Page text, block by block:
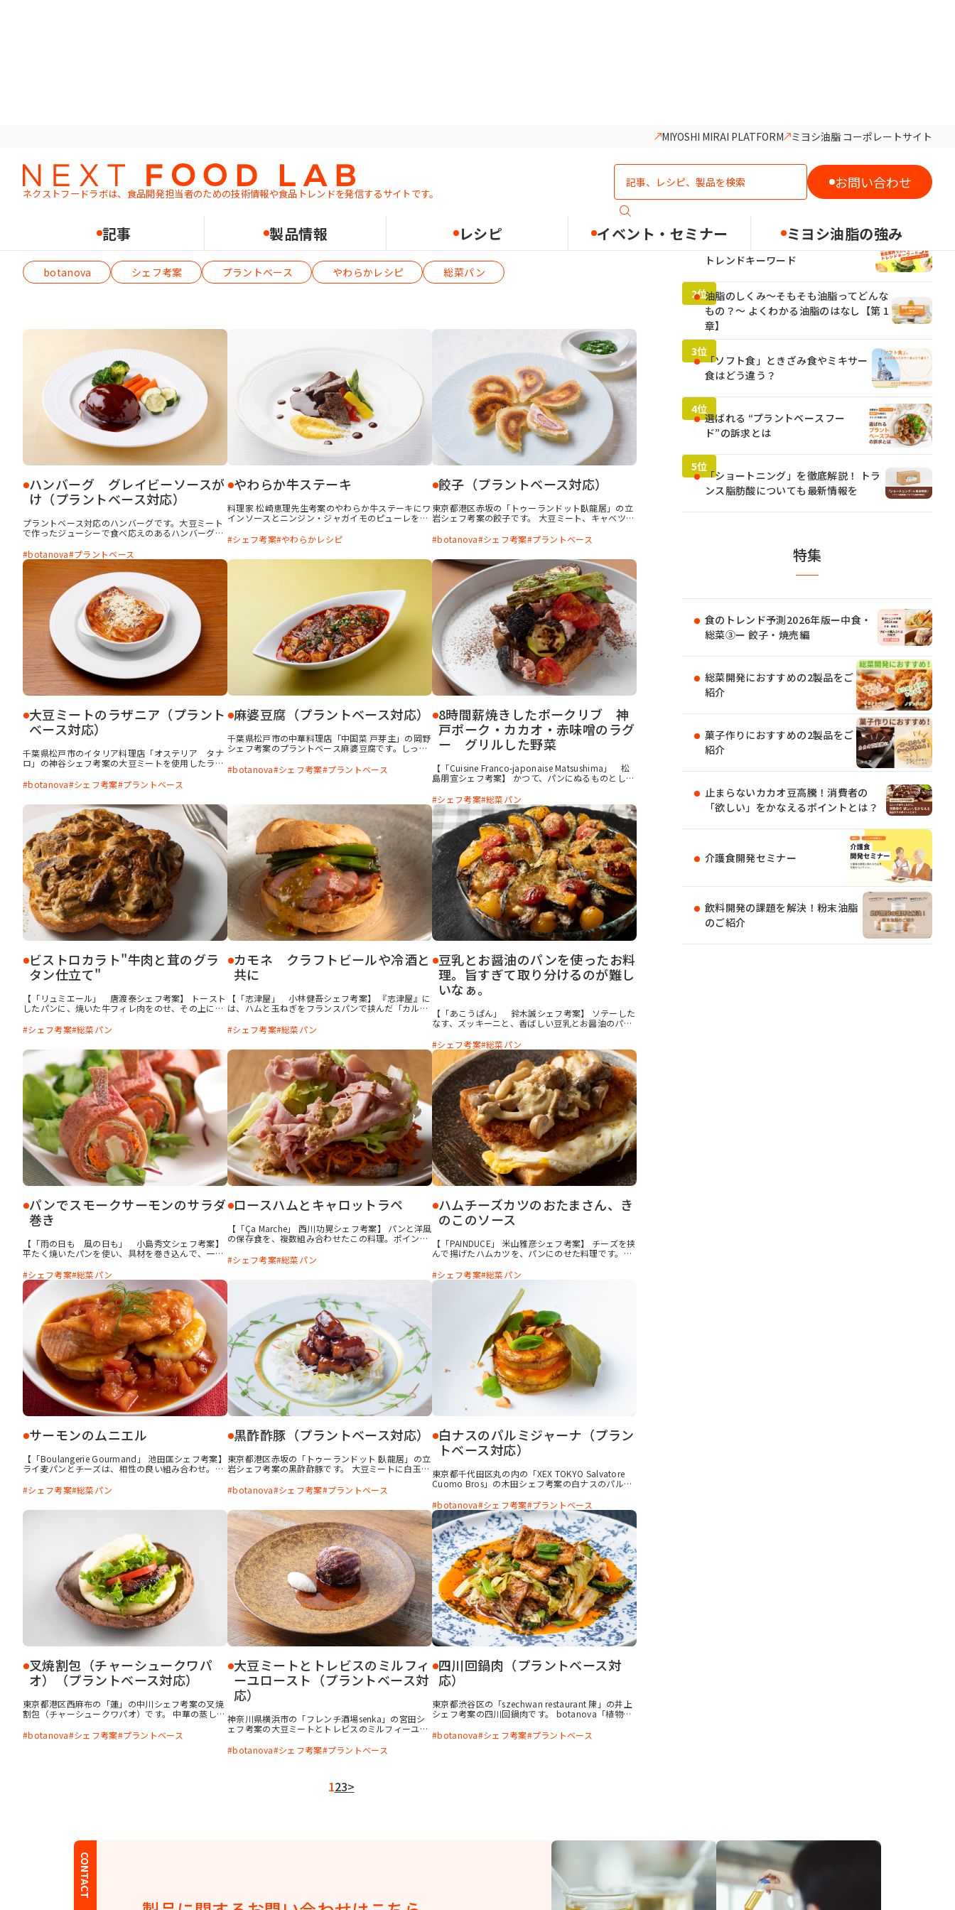
MIYOSHI MIRAI PLATFORM ミヨシ油脂 コーポレートサイト
ネクストフードラボは、食品開発担当者のための技術情報や食品トレンドを発信するサイトです。
お問い合わせ
記事 製品情報 レシピ イベント・セミナー ミヨシ油脂の強み
総菜
テーマから絞り込む（複数選択可）
botanova シェフ考案 プラントベース やわらかレシピ 総菜パン
ハンバーグ グレイビーソースが
け（プラントベース対応）
プラントベース対応のハンバーグです。大豆ミート
で作ったジューシーで食べ応えのあるハンバーグ
botanova「植物のおいしさ 牛脂風味」と「植物
のおいしさ ラード風味」を併用し、お肉のような
風味とジューシー感を再現しています。
botanova プラントベース
やわらか牛ステーキ
料理家 松崎恵理先生考案のやわらか牛ステーキにワ
インソースとニンジン・ジャガイモのピューレを添
とでやわらかい食感になり、食べやすくなります。
ソースとピューレには粉末油脂を使用することで、
口当たりがよく濃厚な風味の仕上がりになります。
本格的なステーキをやわらかくおいしく食べられる
シェフ考案 やわらかレシピ
餃子（プラントベース対応）
東京都港区赤坂の「トゥーランドット臥龍居」の立
岩シェフ考案の餃子です。 大豆ミート、キャベツ、
味」で植物性の肉あん（素肉餃子あん）を、ニラと
「植物のおいしさ 牛脂風味」でソースを作ること
で、満足感のある餃子に仕上がります。 植物性素材
のみで、あっさりしがちになるのを、botanovaに
よりコクや香りをつけられ、満足感のある餃子に仕
上がります。
botanova シェフ考案 プラントベース
大豆ミートのラザニア（プラント
ベース対応）
千葉県松戸市のイタリア料理店「オステリア タナ
ロ」の神谷シェフ考案の大豆ミートを使用したラザ
す。botanova「植物のおいしさ 牛脂風味」を使
用することで、お肉の旨味を表現しています。お子
さまにも喜んで食べていただける味つけです。
botanova シェフ考案 プラントベース
麻婆豆腐（プラントベース対応）
千葉県松戸市の中華料理店「中国菜 戸芽主」の岡野
シェフ考案のプラントベース麻婆豆腐です。しっか
板醤を加えてよく炒め、香りを引き出すことで深み
のある味わいに仕上がります。 botanova「植物の
腐に使用している大豆ミート肉味噌は、担々麺やジ
ャージャー麺などにも応用できます。
botanova シェフ考案 プラントベース
8時間薪焼きしたポークリブ 神
戸ポーク・カカオ・赤味噌のラグ
ー グリルした野菜
【「Cuisine Franco-japonaise Matsushima」 松
島朋宣シェフ考案】 かつて、パンにぬるものとして
で、豚の脂はパンとよく合うことから、パンに調理
した豚を合わせてみようと考えた料理です。ポーク
リブは、ほぐして盛り付けた方が食べやすいのです
が、ほぐさず塊肉のままのせても食べ応えがあって
「肉を食べた」満足感が出ます。
シェフ考案 総菜パン
ビストロカラト"牛肉と茸のグラ
タン仕立て"
【「リュミエール」 唐渡泰シェフ考案】 トースト
したパンに、焼いた牛フィレ肉をのせ、その上にコ
の一品です。ソースは茸類と生クリームで濃厚な味
わいにしたものと、卵黄を泡立てて作るソースサバ
イヨンを合わせたもの。パンは花びら型のオリジナ
ルを使いましたが、バゲットで代用できます。
シェフ考案 総菜パン
カモネ クラフトビールや冷酒と
共に
【「志津屋」 小林健吾シェフ考案】 『志津屋』に
は、ハムと玉ねぎをフランスパンで挟んだ「カル
付けたのがこの料理。バルサミコ酢と蜂蜜で香ばし
く火を通した鴨肉に、京都らしい九条ねぎを合わせ
てカイザーロールにのせました。パンには白味噌バ
ターをぬっています。
シェフ考案 総菜パン
豆乳とお醤油のパンを使ったお料
理。旨すぎて取り分けるのが難し
いなぁ。
【「あこうぱん」 鈴木誠シェフ考案】 ソテーした
なす、ズッキーニと、香ばしい豆乳とお醤油のパ
ソテーした牡蠣をたっぷりのせ、トマトとチーズを
ちらしてオーブンで焼き上げます。牡蠣と野菜のエ
キスがたっぷりパンにしみ込んで、口に入れると思
わず唸るほどの美味しさです。
シェフ考案 総菜パン
パンでスモークサーモンのサラダ
巻き
【「雨の日も 風の日も」 小島秀文シェフ考案】
平たく焼いたパンを使い、具材を巻き込んで、一口
スモークサーモンにリンゴのソテー、野菜類をまん
べんなくパンに広げて巻き込みます。巻き込む具材
は少し多めに表記していますので、お好みで調節し
てください。
シェフ考案 総菜パン
ロースハムとキャロットラペ
【「Ça Marche」 西川功晃シェフ考案】 パンと洋風
の保存食を、複数組み合わせたこの料理。ポイント
キ感と共に楽しむ食感が、面白いと思いました。美
味しいロースハムやキャロットラペが手に入ったと
シェフ考案 総菜パン
ハムチーズカツのおたまさん、き
のこのソース
【「PAINDUCE」 米山雅彦シェフ考案】 チーズを挟
んで揚げたハムカツを、パンにのせた料理です。そ
をのせてカリッと焼き上げ、さらにきのこのソース
も組み合わせて、晩ご飯としても満足できる内容に
しています。ハムカツは、中のチーズが出ないよ
う、揚げ焼きにするのがポイントです。
シェフ考案 総菜パン
サーモンのムニエル
【「Boulangerie Gourmand」 池田匡シェフ考案】
ライ麦パンとチーズは、相性の良い組み合わせ。そ
ースをかけ、ちょっと豪華な一品に仕立てました。
ソースは、トマトにポン酢醤油を合わせ、尖った酸
味をまろやかにするために、バターの風味をきかせ
シェフ考案 総菜パン
黒酢酢豚（プラントベース対応）
東京都港区赤坂の「トゥーランドット 臥龍居」の立
岩シェフ考案の黒酢酢豚です。 大豆ミートに白玉
ド風味」を加えた植物性の肉「素肉」は、肉の食感
に似せて、満足感のある風味に仕上げています。弾
力のある食感と濃厚なソースの相性が絶妙です。
botanova シェフ考案 プラントベース
白ナスのパルミジャーナ（プラン
トベース対応）
東京都千代田区丸の内の「XEX TOKYO Salvatore
Cuomo Bros」の木田シェフ考案の白ナスのパルミ
をイメージした一品です。白ナスの揚げ油・トマト
ソースにbotanova「植物のおいしさ ラード風
味」を使い、パルミジャーナをオーブンで温める際
にbotanova「植物のおいしさ バター風味」をま
とわせます。白ナスのチュイルが食感のアクセント
になり、風味も食感も楽しめる一品です。
botanova シェフ考案 プラントベース
叉焼割包（チャーシュークワパ
オ）（プラントベース対応）
東京都港区西麻布の「蓮」の中川シェフ考案の叉焼
割包（チャーシュークワパオ）です。 中華の蒸しパ
んだ一品です。本来ラードを使用する生地ですが、
リッチなロースト感のあるbotanova「植物のおい
botanova シェフ考案 プラントベース
大豆ミートとトレビスのミルフィ
ーユロースト（プラントベース対
応）
神奈川県横浜市の「フレンチ酒場senka」の宮田シ
ェフ考案の大豆ミートとトレビスのミルフィーユロ
しさ 牛脂風味」を練り込むことで香りにインパク
トをつけ、ソースには「植物のおいしさ 牛脂風
マージュブランに見立てたカシューナッツのペース
botanova シェフ考案 プラントベース
四川回鍋肉（プラントベース対
応）
東京都渋谷区の「szechwan restaurant 陳」の井上
シェフ考案の四川回鍋肉です。 botanova「植物の
クのある風味とじゅわっとした食感を付与できま
す。動物性素材を使用しなくても満足感のある一品
botanova シェフ考案 プラントベース
123>
人気記事ランキング
2026年食品業界でカギとなる5つの
トレンドキーワード
油脂のしくみ～そもそも油脂ってどんな
もの？～ よくわかる油脂のはなし【第 1
章】
「ソフト食」ときざみ食やミキサー
食はどう違う？
選ばれる “プラントベースフー
ド”の訴求とは
「ショートニング」を徹底解説！ トラ
ンス脂肪酸についても最新情報を
特集
食のトレンド予測2026年版ー中食・
総菜③ー 餃子・焼売編
総菜開発におすすめの2製品をご
紹介
菓子作りにおすすめの2製品をご
紹介
止まらないカカオ豆高騰！消費者の
「欲しい」をかなえるポイントとは？
介護食開発セミナー
飲料開発の課題を解決！粉末油脂
のご紹介
CONTACT